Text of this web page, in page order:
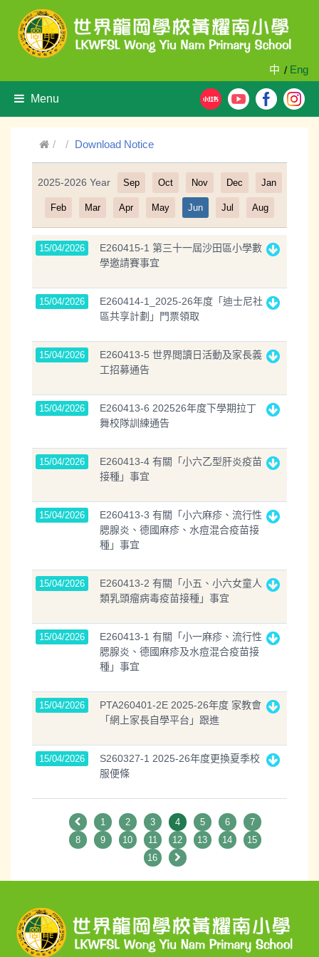
中 / Eng
Menu
Download Notice
Filter
2025-2026 Year Sep Oct Nov Dec Jan
Feb Mar Apr May Jun Jul Aug
15/04/2026
E260415-1 第三十一屆沙田區小學數
學邀請賽事宜
15/04/2026
E260414-1_2025-26年度「迪士尼社
區共享計劃」門票領取
15/04/2026
E260413-5 世界閲讀日活動及家長義
工招募通告
15/04/2026
E260413-6 202526年度下學期拉丁
舞校隊訓練通告
15/04/2026
E260413-4 有關「小六乙型肝炎疫苗
接種」事宜
15/04/2026
E260413-3 有關「小六麻疹、流行性
腮腺炎、德國麻疹、水痘混合疫苗接
種」事宜
15/04/2026
E260413-2 有關「小五、小六女童人
類乳頭瘤病毒疫苗接種」事宜
15/04/2026
E260413-1 有關「小一麻疹、流行性
腮腺炎、德國麻疹及水痘混合疫苗接
種」事宜
15/04/2026
PTA260401-2E 2025-26年度 家教會
「網上家長自學平台」跟進
15/04/2026
S260327-1 2025-26年度更換夏季校
服便條
1 2 3 4 5 6
7
8
9 10 11 12 13 14
15
16